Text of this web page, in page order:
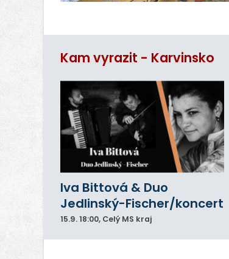
Kam vyrazit - Karvinsko
Iva Bittová & Duo
Jedlinský-Fischer/koncert
15.9.18:00, Celý MS kraj